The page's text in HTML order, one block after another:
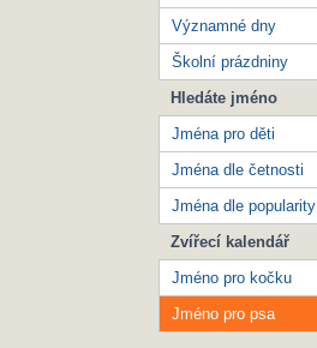
Významné dny
Školní prázdniny
Hledáte jméno
Jména pro děti
Jména dle četnosti
Jména dle popularity
Zvířecí kalendář
Jméno pro kočku
Jméno pro psa